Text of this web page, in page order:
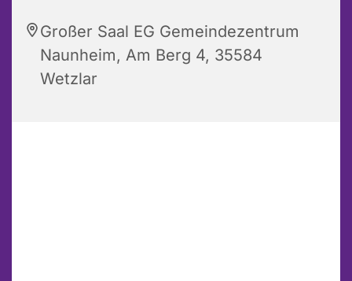
Großer Saal EG Gemeindezentrum
Naunheim, Am Berg 4, 35584
Wetzlar